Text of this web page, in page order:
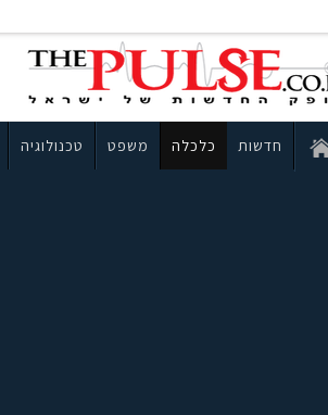
חדשות כלכלה משפט טכנולוגיה